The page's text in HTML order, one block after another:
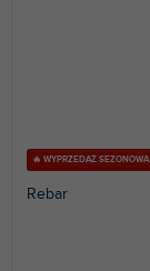
🔥 WYPRZEDAŻ SEZONOWA
Rebar